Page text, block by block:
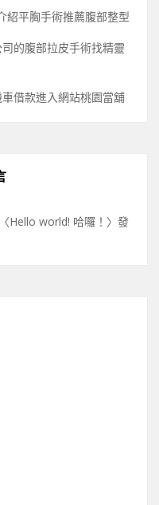
紹平胸手術推薦腹部整型
的腹部拉皮手術找精靈
借款進入網站桃園當舖
Hello world! 哈囉！ 〉發